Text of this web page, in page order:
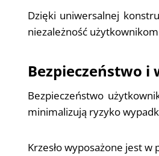
Dzięki uniwersalnej
niezależność
Bezpieczeństwo
Bezpieczeństwo
minimalizują ryzyko
Krzesło wyposażone jest